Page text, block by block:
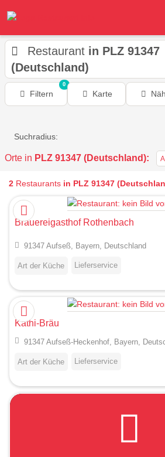
Restaurant in PLZ 91347
(Deutschland)
Filtern
0
Karte
Suchradius:
Orte in PLZ 91347 (Deutschland):
2Restaurants in PLZ 91347
Brauereigasthof Rothenbach
91347 Aufseß, Bayern, Deutschland
Art der Küche Lieferservice
Kathi-Bräu
91347 Aufseß-Heckenhof, Bayern,
Art der Küche Lieferservice